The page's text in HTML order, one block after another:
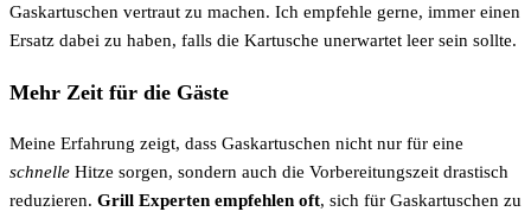
Gaskartuschen vertraut zu machen. Ich empfehle gerne, immer einen
Ersatz dabei zu haben, falls die Kartusche unerwartet leer sein sollte.
Mehr Zeit für die Gäste
Meine Erfahrung zeigt, dass Gaskartuschen nicht nur für eine
schnelle Hitze sorgen, sondern auch die Vorbereitungszeit drastisch
reduzieren. Grill Experten empfehlen oft, sich für Gaskartuschen zu